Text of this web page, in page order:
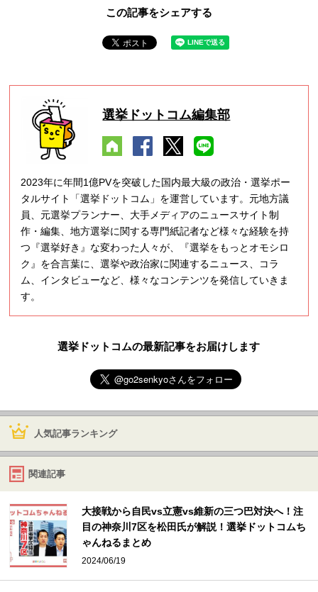
この記事をシェアする
選挙ドットコム編集部
2023年に年間1億PVを突破した国内最大級の政治・選挙ポー
タルサイト「選挙ドットコム」を運営しています。元地方議
員、元選挙プランナー、大手メディアのニュースサイト制
作・編集、地方選挙に関する専門紙記者など様々な経験を持
つ『選挙好き』な変わった人々が、『選挙をもっとオモシロ
ク』を合言葉に、選挙や政治家に関連するニュース、コラ
ム、インタビューなど、様々なコンテンツを発信していきま
す。
選挙ドットコムの最新記事をお届けします
人気記事ランキング
関連記事
大接戦から自民vs立憲vs維新の三つ巴対決へ！注
目の神奈川7区を松田氏が解説！選挙ドットコムち
ゃんねるまとめ
2024/06/19